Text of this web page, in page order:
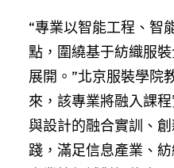
“專業以智能工程、智
點，圍繞基于紡織服
展開。”北京服裝學院
來，該專業將融入課
與設計的融合實訓、
踐，滿足信息產業、